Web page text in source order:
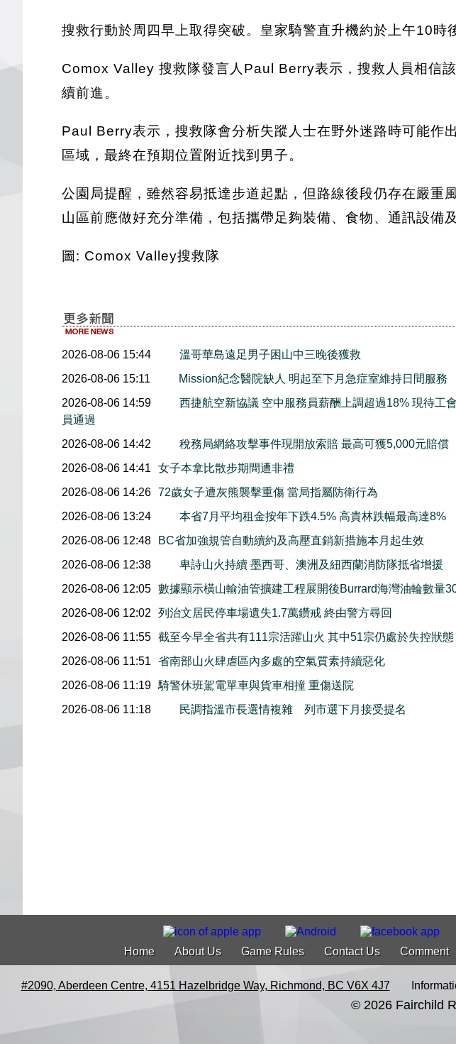
搜救行動於周四早上取得突破。皇家騎警直升機約於上午10時
Comox Valley 搜救隊發言人Paul Berry表示，搜救人員相信
續前進。
Paul Berry表示，搜救隊會分析失蹤人士在野外迷路時可能作
區域，最終在預期位置附近找到男子。
公園局提醒，雖然容易抵達步道起點，但路線後段仍存在嚴重
山區前應做好充分準備，包括攜帶足夠裝備、食物、通訊設備
圖: Comox Valley搜救隊
2026-08-06 15:44
溫哥華島遠足男子困山中三晚後獲救
2026-08-06 15:11
Mission紀念醫院缺人 明起至下月急症室維持日間服務
2026-08-06 14:59
西捷航空新協議 空中服務員薪酬上調超過18% 現待工
員通過
2026-08-06 14:42
稅務局網絡攻擊事件現開放索賠 最高可獲5,000元賠償
2026-08-06 14:41
女子本拿比散步期間遭非禮
2026-08-06 14:26 72歲女子遭灰熊襲擊重傷 當局指屬防衛行為
2026-08-06 13:24
本省7月平均租金按年下跌4.5% 高貴林跌幅最高達8%
2026-08-06 12:48
BC省加強規管自動續約及高壓直銷新措施本月起生效
2026-08-06 12:38
卑詩山火持續 墨西哥、澳洲及紐西蘭消防隊抵省增援
2026-08-06 12:05 數據顯示橫山輸油管擴建工程展開後Burrard海灣油輪數量
2026-08-06 12:02
列治文居民停車場遺失1.7萬鑽戒 終由警方尋回
2026-08-06 11:55 截至今早全省共有111宗活躍山火 其中51宗仍處於失控狀態
2026-08-06 11:51
省南部山火肆虐區內多處的空氣質素持續惡化
2026-08-06 11:19 騎警休班駕電單車與貨車相撞 重傷送院
2026-08-06 11:18
民調指溫市長選情複雜 列市選下月接受提名
Home About Us Game Rules Contact Us Comment
#2090, Aberdeen Centre, 4151 Hazelbridge Way, Richmond, BC V6X 4J7
© 2026 Fairchild